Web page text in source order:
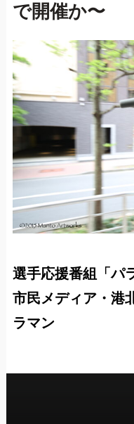
で開催か〜
選手応援番組「パ
市民メディア・港
ラマン